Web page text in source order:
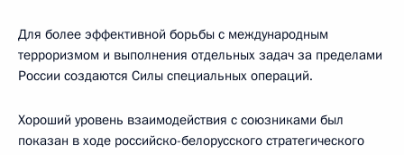
Для более эффективной борьбы с международным
терроризмом и выполнения отдельных задач за пределами
России создаются Силы специальных операций.
Хороший уровень взаимодействия с союзниками был
показан в ходе российско-белорусского стратегического